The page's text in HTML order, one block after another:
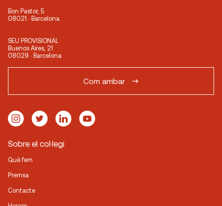
Bon Pastor, 5
08021 · Barcelona
SEU PROVISIONAL
Buenos Aires, 21
08029 · Barcelona
Com arribar
Sobre el col·legi
Què fem
Premsa
Contacte